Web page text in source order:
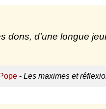
dons, d'une longue
- Les maximes et